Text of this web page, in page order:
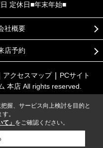
定休日■年末年始■
社概要
店予約
アクセスマップ
PCサイト
本店 All rights reserved.
握、サービス向上検討を目的と
。
」 をご確認ください。